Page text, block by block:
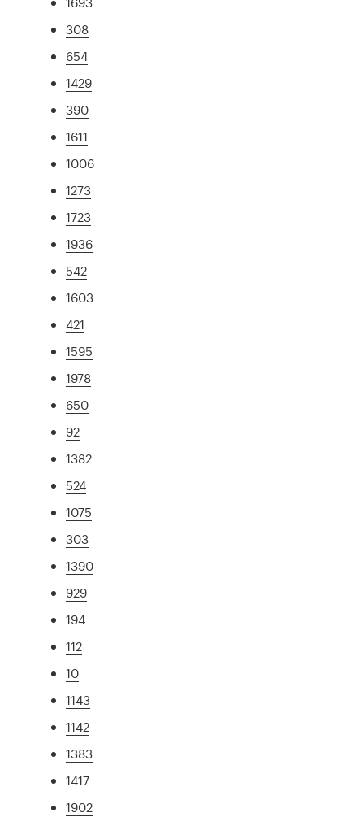
308
654
1429
390
1611
1006
1273
1723
1936
542
1603
421
1595
1978
650
92
1382
524
1075
303
1390
929
194
112
10
1143
1142
1383
1417
1902